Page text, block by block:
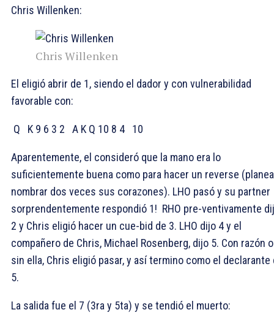
Chris Willenken:
Chris Willenken
El eligió abrir de 1, siendo el dador y con vulnerabilidad
favorable con:
Q K 9 6 3 2 A K Q 10 8 4 10
Aparentemente, el consideró que la mano era lo
suficientemente buena como para hacer un reverse
nombrar dos veces sus corazones). LHO pasó y su partner
sorprendentemente respondió 1! RHO pre-ventivamente
2 y Chris eligió hacer un cue-bid de 3. LHO dijo 4y el
compañero de Chris, Michael Rosenberg, dijo 5. Con razón o
sin ella, Chris eligió pasar, y así termino como el declarante
5.
La salida fue el 7 (3ra y 5ta) y se tendió el muerto: